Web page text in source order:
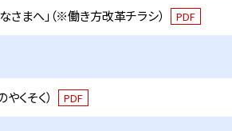
さまへ」（※働き方改革チラシ） PDF
くそく） PDF